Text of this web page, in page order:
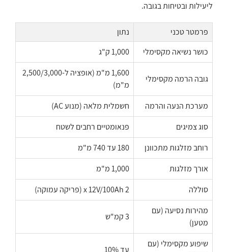
ליעילות ובטיחות בגובה.
פרמטר טכני
נתון
כושר נשיאה מקסימלי
1,000 ק"ג
גובה הרמה מקסימלי
1,600 מ"מ (אופציה ל-2,500/3,000
מ"מ)
מערכת הנעה והרמה
חשמלית מלאה (מנוע AC)
סוג צמיגים
פנאומטיים רחבים לשטח
רוחב מזלגות מתכוונן
180 עד 740 מ"מ
אורך מזלגות
1,000 מ"מ
סוללה
2 x 12V/100Ah (פריקה עמוקה)
מהירות נסיעה (עם
מטען)
3 קמ"ש
שיפוע מקסימלי (עם
עד 10%